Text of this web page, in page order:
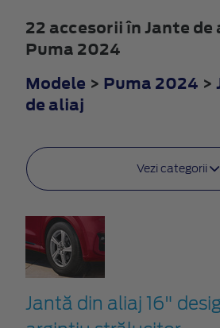
22 accesorii în Jante
Puma 2024
Modele > Puma 2024 >
de aliaj
Vezi categorii
Jantă din aliaj 16"